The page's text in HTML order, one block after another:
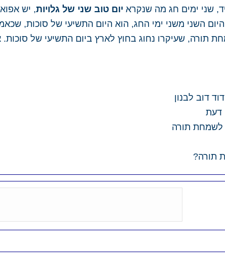
שני ימים חג מה שנקרא יום טוב שני של גלויות, יש
השני משני ימי החג, הוא היום התשיעי של סוכות,
תורה, שעיקרו נחוג בחוץ לארץ ביום התשיעי של
דוב לבנון
דעת
לשמחת תורה
תורה?